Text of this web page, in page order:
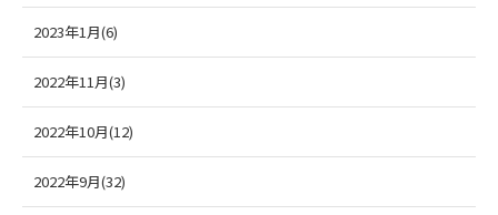
2023年1月(6)
2022年11月(3)
2022年10月(12)
2022年9月(32)